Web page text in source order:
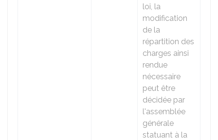
loi, la
modification
de la
répartition des
charges ainsi
rendue
nécessaire
peut être
décidée par
l'assemblée
générale
statuant à la